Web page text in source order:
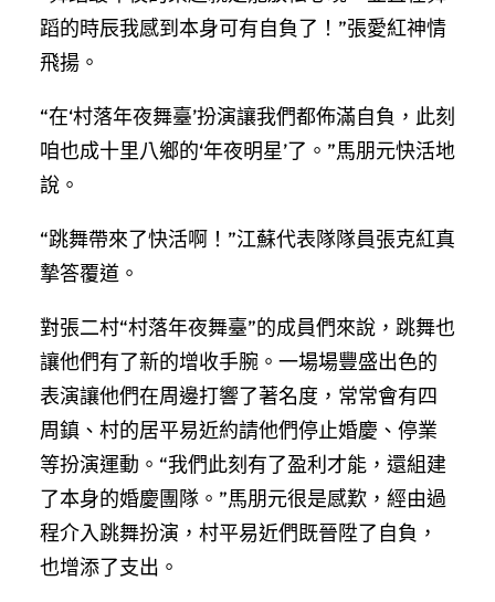
蹈的時辰我感到本身可有自負了！”張愛紅神情
飛揚。
“在‘村落年夜舞臺’扮演讓我們都佈滿自負，此刻
咱也成十里八鄉的‘年夜明星’了。”馬朋元快活地
說。
“跳舞帶來了快活啊！”江蘇代表隊隊員張克紅真
摯答覆道。
對張二村“村落年夜舞臺”的成員們來說，跳舞也
讓他們有了新的增收手腕。一場場豐盛出色的
表演讓他們在周邊打響了著名度，常常會有四
周鎮、村的居平易近約請他們停止婚慶、停業
等扮演運動。“我們此刻有了盈利才能，還組建
了本身的婚慶團隊。”馬朋元很是感歎，經由過
程介入跳舞扮演，村平易近們既晉陞了自負，
也增添了支出。